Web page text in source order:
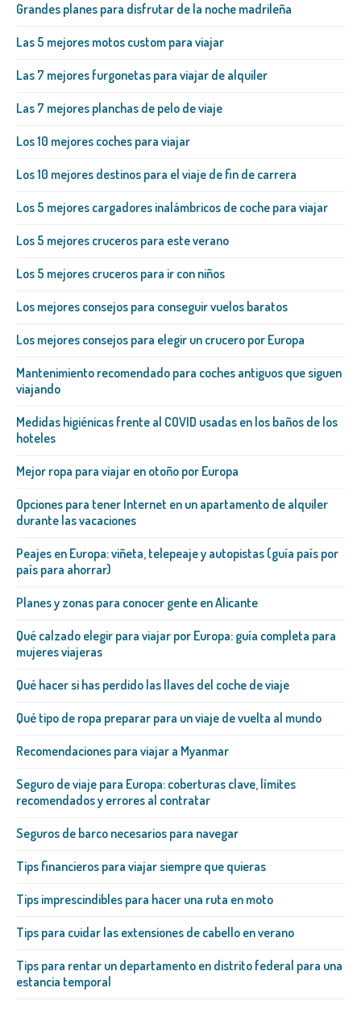
Grandes planes para disfrutar de la noche madrileña
Las 5 mejores motos custom para viajar
Las 7 mejores furgonetas para viajar de alquiler
Las 7 mejores planchas de pelo de viaje
Los 10 mejores coches para viajar
Los 10 mejores destinos para el viaje de fin de carrera
Los 5 mejores cargadores inalámbricos de coche para viajar
Los 5 mejores cruceros para este verano
Los 5 mejores cruceros para ir con niños
Los mejores consejos para conseguir vuelos baratos
Los mejores consejos para elegir un crucero por Europa
Mantenimiento recomendado para coches antiguos que siguen
viajando
Medidas higiénicas frente al COVID usadas en los baños de los
hoteles
Mejor ropa para viajar en otoño por Europa
Opciones para tener Internet en un apartamento de alquiler
durante las vacaciones
Peajes en Europa: viñeta, telepeaje y autopistas (guía país por
país para ahorrar)
Planes y zonas para conocer gente en Alicante
Qué calzado elegir para viajar por Europa: guía completa para
mujeres viajeras
Qué hacer si has perdido las llaves del coche de viaje
Qué tipo de ropa preparar para un viaje de vuelta al mundo
Recomendaciones para viajar a Myanmar
Seguro de viaje para Europa: coberturas clave, límites
recomendados y errores al contratar
Seguros de barco necesarios para navegar
Tips financieros para viajar siempre que quieras
Tips imprescindibles para hacer una ruta en moto
Tips para cuidar las extensiones de cabello en verano
Tips para rentar un departamento en distrito federal para una
estancia temporal